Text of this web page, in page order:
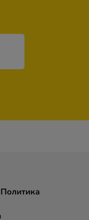
Политика